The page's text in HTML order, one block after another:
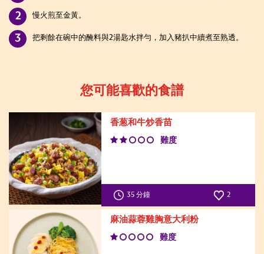
慢火煎至金黃。
把剩餘在碗中的醃料與2湯匙水拌勻，加入豬扒中續煮至熟透。
您可能喜歡的食譜
香葱和牛炒香苗
難度
35 分鐘 2
麻油蒜蓉雞胸意大利粉
難度